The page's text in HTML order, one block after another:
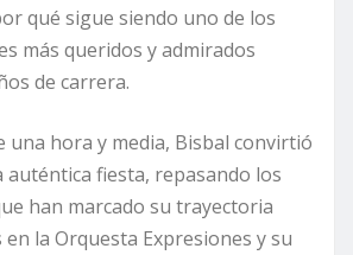
qué sigue siendo uno de los
más queridos y admirados
de carrera.
una hora y media, Bisbal convirtió
auténtica fiesta, repasando los
han marcado su trayectoria
en la Orquesta Expresiones y su